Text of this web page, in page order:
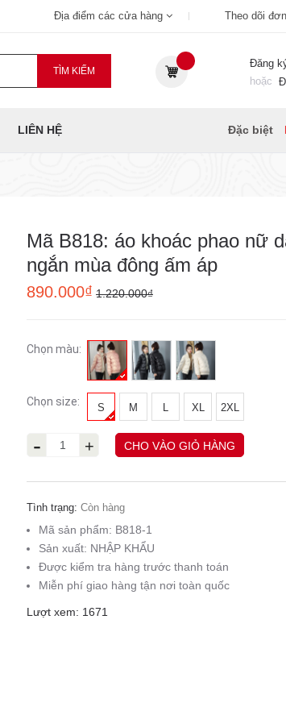
Địa điểm các cửa hàng Theo dõi
TÌM KIẾM
Đăng
hoặc
LIÊN HỆ Đặc biệt
Mã B818: áo khoác phao nữ
ngắn mùa đông ấm áp
890.000₫ 1.220.000₫
Chọn màu:
Chọn size: S M L XL 2XL
- + CHO VÀO GIỎ HÀNG
Tình trạng: Còn hàng
Mã sản phẩm: B818-1
Sản xuất: NHẬP KHẨU
Được kiểm tra hàng trước thanh toán
Miễn phí giao hàng tận nơi toàn quốc
Lượt xem: 1671